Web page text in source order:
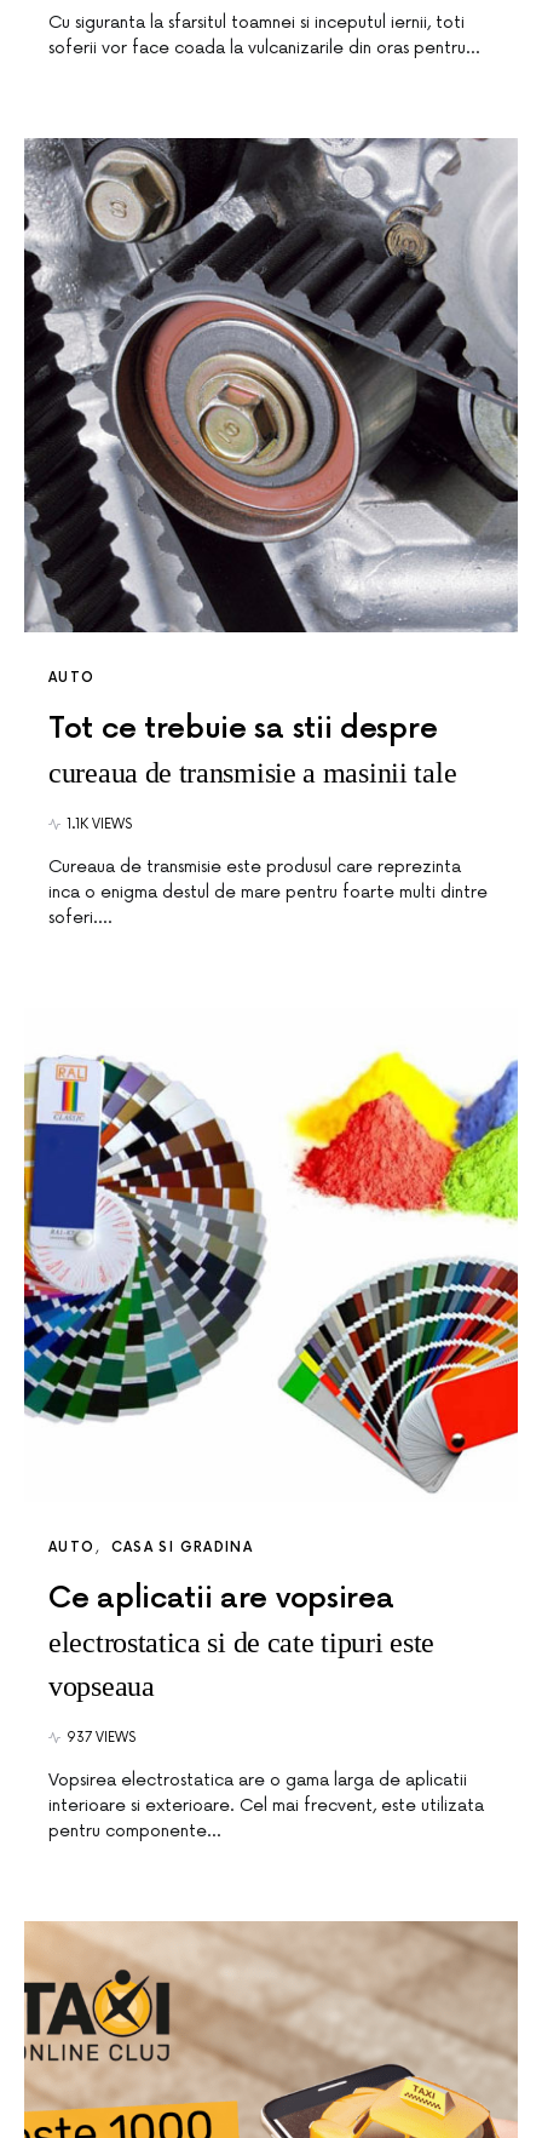
Cu siguranta la sfarsitul toamnei si inceputul iernii, toti
soferii vor face coada la vulcanizarile din oras pentru…
AUTO
Tot ce trebuie sa stii despre
cureaua de transmisie a masinii tale
1.1K VIEWS
Cureaua de transmisie este produsul care reprezinta
inca o enigma destul de mare pentru foarte multi dintre
soferi.…
AUTO CASA SI GRADINA
Ce aplicatii are vopsirea
electrostatica si de cate tipuri este
vopseaua
937 VIEWS
Vopsirea electrostatica are o gama larga de aplicatii
interioare si exterioare. Cel mai frecvent, este utilizata
pentru componente…